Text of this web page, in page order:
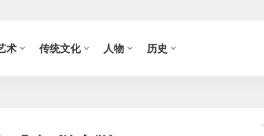
术 传统文化 人物 历史